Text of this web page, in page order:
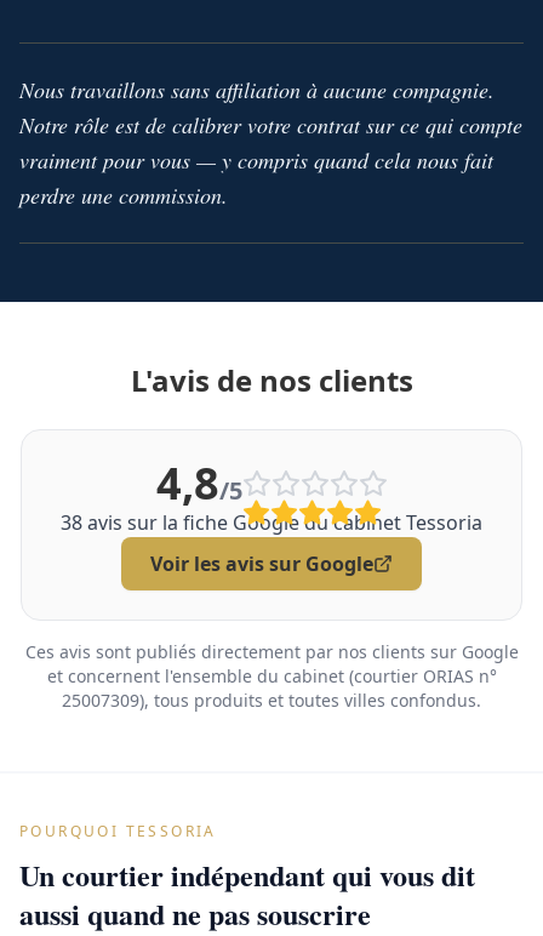
Nous travaillons sans affiliation à aucune compagnie.
Notre rôle est de calibrer votre contrat sur ce qui compte
vraiment pour vous — y compris quand cela nous fait
perdre une commission.
L'avis de nos clients
4,8/5
38avis sur la fiche Google du cabinet Tessoria
Voir les avis sur Google
Ces avis sont publiés directement par nos clients sur Google
et concernent l'ensemble du cabinet (courtier ORIAS n°
25007309), tous produits et toutes villes confondus.
POURQUOI TESSORIA
Un courtier indépendant qui vous dit
aussi quand ne pas souscrire